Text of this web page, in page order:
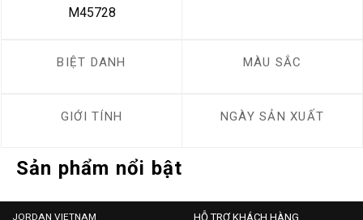
M45728
BIỆT DANH MÀU SẮC
GIỚI TÍNH NGÀY SẢN XUẤT
Sản phẩm nổi bật
JORDAN VIETNAM HỖ TRỢ KHÁCH HÀNG